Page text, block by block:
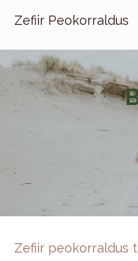
Zefiir Peokorraldus
.
Zefiir peokorraldus